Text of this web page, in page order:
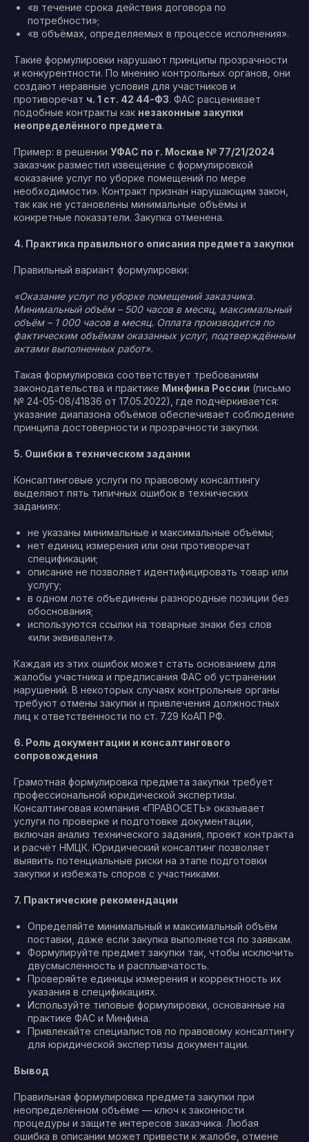
«в течение срока действия договора по
потребности»;
«в объёмах, определяемых в процессе исполнения».
Такие формулировки нарушают принципы прозрачности
и конкурентности. По мнению контрольных органов, они
создают неравные условия для участников и
противоречат ч. 1 ст. 42 44-ФЗ. ФАС расценивает
подобные контракты как незаконные закупки
неопределённого предмета.
Пример: в решении УФАС по г. Москве № 77/21/2024
заказчик разместил извещение с формулировкой
«оказание услуг по уборке помещений по мере
необходимости». Контракт признан нарушающим закон,
так как не установлены минимальные объёмы и
конкретные показатели. Закупка отменена.
4. Практика правильного описания предмета закупки
Правильный вариант формулировки:
«Оказание услуг по уборке помещений заказчика.
Минимальный объём – 500 часов в месяц, максимальный
объём – 1 000 часов в месяц. Оплата производится по
фактическим объёмам оказанных услуг, подтверждённым
актами выполненных работ».
Такая формулировка соответствует требованиям
законодательства и практике Минфина России (письмо
№ 24-05-08/41836 от 17.05.2022), где подчёркивается:
указание диапазона объёмов обеспечивает соблюдение
принципа достоверности и прозрачности закупки.
5. Ошибки в техническом задании
Консалтинговые услуги по правовому консалтингу
выделяют пять типичных ошибок в технических
заданиях:
не указаны минимальные и максимальные объёмы;
нет единиц измерения или они противоречат
спецификации;
описание не позволяет идентифицировать товар или
услугу;
в одном лоте объединены разнородные позиции без
обоснования;
используются ссылки на товарные знаки без слов
«или эквивалент».
Каждая из этих ошибок может стать основанием для
жалобы участника и предписания ФАС об устранении
нарушений. В некоторых случаях контрольные органы
требуют отмены закупки и привлечения должностных
лиц к ответственности по ст. 7.29 КоАП РФ.
6. Роль документации и консалтингового
сопровождения
Грамотная формулировка предмета закупки требует
профессиональной юридической экспертизы.
Консалтинговая компания «ПРАВОСЕТЬ» оказывает
услуги по проверке и подготовке документации,
включая анализ технического задания, проект контракта
и расчёт НМЦК. Юридический консалтинг позволяет
выявить потенциальные риски на этапе подготовки
закупки и избежать споров с участниками.
7. Практические рекомендации
Определяйте минимальный и максимальный объём
поставки, даже если закупка выполняется по заявкам.
Формулируйте предмет закупки так, чтобы исключить
двусмысленность и расплывчатость.
Проверяйте единицы измерения и корректность их
указания в спецификациях.
Используйте типовые формулировки, основанные на
практике ФАС и Минфина.
Привлекайте специалистов по правовому консалтингу
для юридической экспертизы документации.
Вывод
Правильная формулировка предмета закупки при
неопределённом объёме — ключ к законности
процедуры и защите интересов заказчика. Любая
ошибка в описании может привести к жалобе, отмене